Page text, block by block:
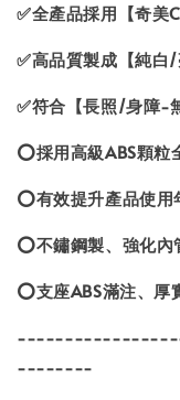
✅全產品採用【奇美
✅高品質製成【純白/
✅符合【長照/身障-
⭕️採用高級ABS顆粒
⭕️有效提升產品使用
⭕️不鏽鋼製、強化
⭕️支座ABS滿注、
--------